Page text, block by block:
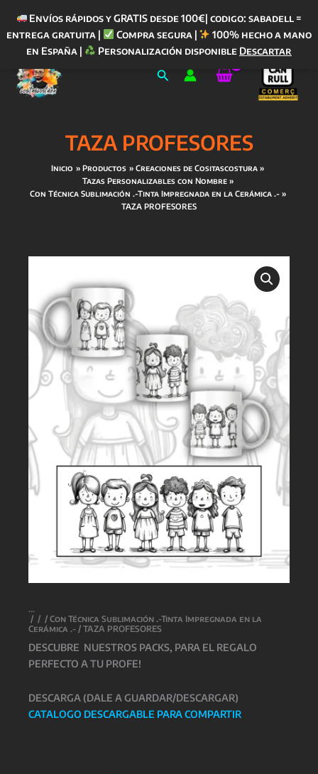
Envíos rápidos y GRATIS desde 100€| codigo: sabadell =
entrega gratuita |
Compra segura |
100% hecho a mano
en España |
Personalización disponible Descartar
contenido
Buscar
TAZA PROFESORES
Inicio Productos
Creaciones de Cositascostura
Tazas Personalizables con Nombre
Con Técnica Sublimación .-Tinta Impregnada en la Cerámica .-
TAZA PROFESORES
/ / / Con Técnica Sublimación .-Tinta Impregnada en la
Cerámica .- / TAZA PROFESORES
DESCUBRE NUESTROS PACKS, PARA EL REGALO
PERFECTO A TU PROFE!
DESCARGA (DALE A GUARDAR/DESCARGAR)
CATALOGO DESCARGABLE PARA COMPARTIR